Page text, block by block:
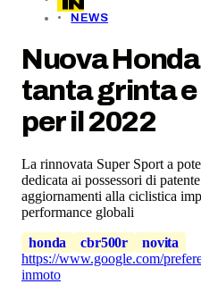
NEWS
Nuova
tanta grinta
per il 2022
La rinnovata Super Sport a
dedicata ai possessori di
aggiornamenti alla ciclistica
performance globali
honda
cbr500r
novita
https://www.google.com/
inmoto